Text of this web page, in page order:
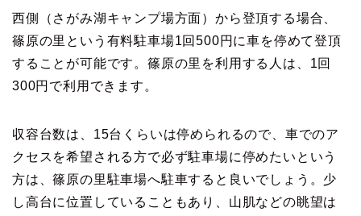
西側（さがみ湖キャンプ場方面）から登頂する場合、
篠原の里という有料駐車場1回500円に車を停めて登頂
することが可能です。篠原の里を利用する人は、1回
300円で利用できます。
収容台数は、15台くらいは停められるので、車でのア
クセスを希望される方で必ず駐車場に停めたいという
方は、篠原の里駐車場へ駐車すると良いでしょう。少
し高台に位置していることもあり、山肌などの眺望は